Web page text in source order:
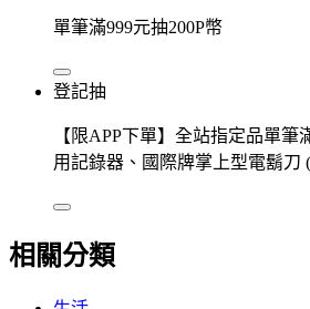
單筆滿999元抽200P幣
登記抽
【限APP下單】全站指定品單筆
用記錄器、國際牌掌上型電鬍刀
相關分類